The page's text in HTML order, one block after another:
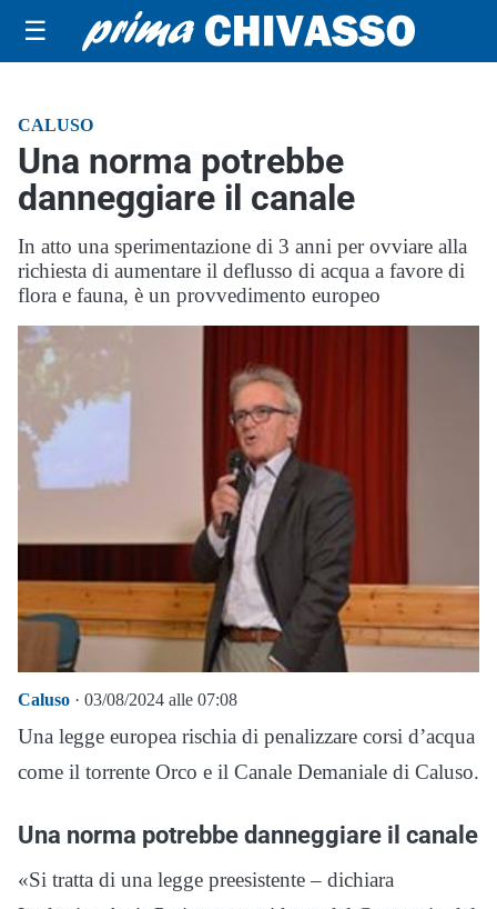
☰
CALUSO
Una norma potrebbe
danneggiare il canale
In atto una sperimentazione di 3 anni per ovviare alla
richiesta di aumentare il deflusso di acqua a favore di
flora e fauna, è un provvedimento europeo
Caluso · 03/08/2024 alle 07:08
Una legge europea rischia di penalizzare corsi d’acqua
come il torrente Orco e il Canale Demaniale di Caluso.
Una norma potrebbe danneggiare il canale
«Si tratta di una legge preesistente – dichiara